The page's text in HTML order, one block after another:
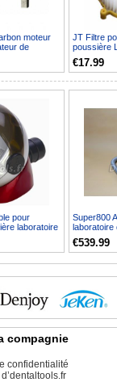
moteur
de
JT Filtre
poussière
€17.99
pour
laboratoire
Super800
laboratoire
€539.99
compagnie
confidentialité